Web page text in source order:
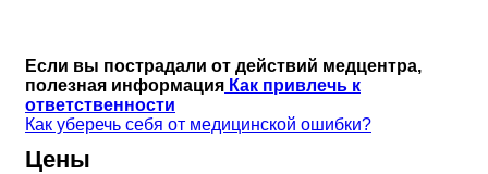
Если вы пострадали от действий медцентра,
полезная информация Как привлечь к
ответственности
Как уберечь себя от медицинской ошибки?
Цены